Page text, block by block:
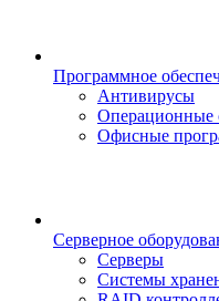
Программное
Антивирусы
Операционные
Офисные
Серверное
Серверы
Системы